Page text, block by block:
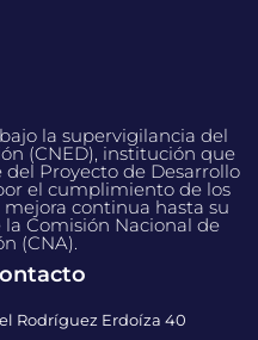
la supervigilancia del
(CNED), institución que
Proyecto de Desarrollo
el cumplimiento de los
continua hasta su
Comisión Nacional de
(CNA).
Rodríguez Erdoíza 40